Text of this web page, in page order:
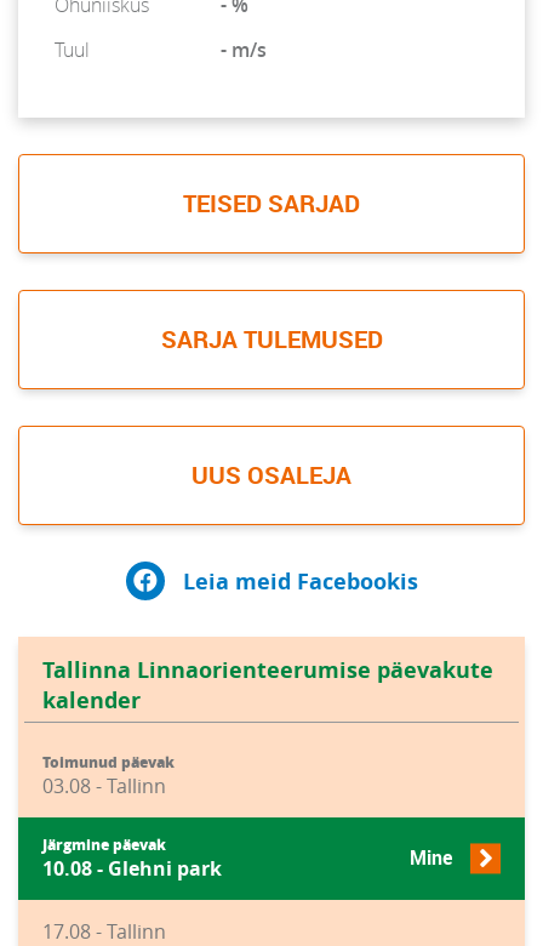
Tuul
- m/s
TEISED SARJAD
SARJA TULEMUSED
UUS OSALEJA
Leia meid Facebookis
Tallinna Linnaorienteerumise päevakute
kalender
Toimunud päevak
03.08 - Tallinn
Järgmine päevak
10.08 - Glehni park Mine
17.08 - Tallinn